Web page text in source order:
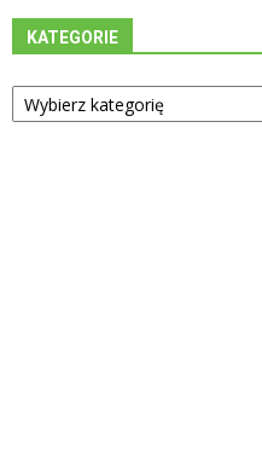
KATEGORIE
Kategorie